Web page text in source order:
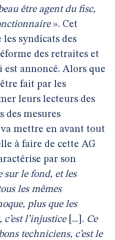
être agent du fisc,
». Cet
syndicats des
des retraites et
est annoncé. Alors que
fait par les
leurs lecteurs des
des mesures
mettre en avant tout
à faire de cette AG
par son
sur le fond, et les
les mêmes
plus que les
l’injustice[...]. Ce
techniciens, c’est le